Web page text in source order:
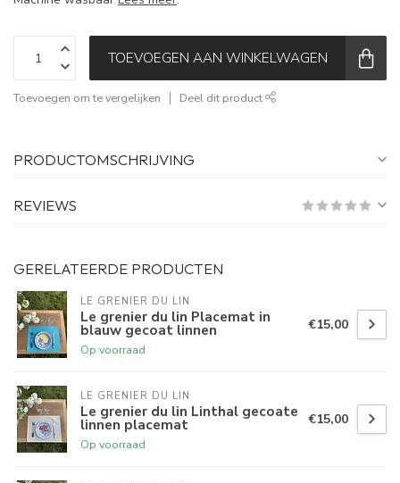
TOEVOEGEN AAN WINKELWAGEN
Toevoegen om te vergelijken Deel dit product
PRODUCTOMSCHRIJVING
REVIEWS
GERELATEERDE PRODUCTEN
LE GRENIER DU LIN
Le grenier du lin Placemat in
blauw gecoat linnen
Op voorraad
€15,00
LE GRENIER DU LIN
Le grenier du lin Linthal gecoate
linnen placemat
Op voorraad
€15,00